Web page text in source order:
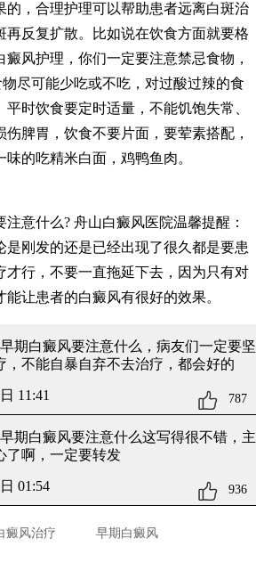
的，合理护理可以帮助患者远离白斑治
再反复扩散。比如说在饮食方面就要格
癜风护理，你们一定要注意禁忌食物，
尽可能少吃或不吃，对过酸过辣的食
时饮食要定时适量，不能饥饱失常、
伤脾胃，饮食不要片面，要荤素搭配，
的吃精米白面，鸡鸭鱼肉。
什么? 舟山白癜风医院温馨提醒：
是刚发的还是已经出现了很久都是要患
才行，不要一直拖延下去，因为只有对
让患者的白癜风有很好的效果。
期白癜风要注意什么 ，病友们一定要坚
，不能自暴自弃不去治疗，都会好的
11:41 787
期白癜风要注意什么这写得很不错，主
了啊，一定要转发
01:54 936
癜风治疗 早期白癜风